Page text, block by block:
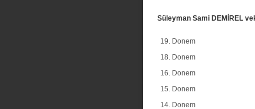
Süleyman Sami DEMİREL
19. Donem
18. Donem
16. Donem
15. Donem
14. Donem